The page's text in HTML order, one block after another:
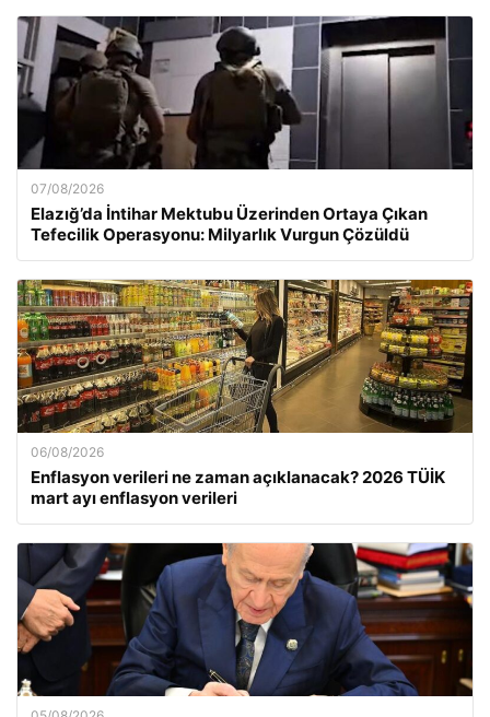
07/08/2026
Elazığ’da İntihar Mektubu Üzerinden Ortaya Çıkan
Tefecilik Operasyonu: Milyarlık Vurgun Çözüldü
06/08/2026
Enflasyon verileri ne zaman açıklanacak? 2026 TÜİK
mart ayı enflasyon verileri